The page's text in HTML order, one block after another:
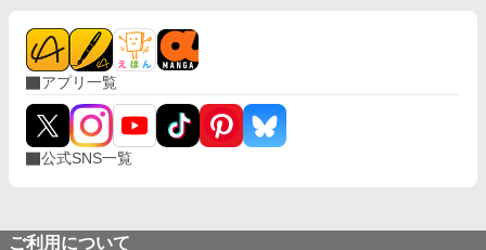
しております。 扉絵はあっきコタロウさまに描いていただきまし
た。
アプリ一覧
公式SNS一覧
ご利用について